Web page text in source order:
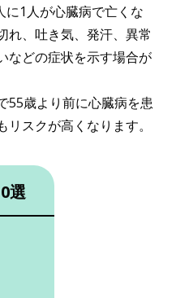
に1人が心臓病で亡くな
れ、吐き気、発汗、異常
などの症状を示す場合が
55歳より前に心臓病を患
スクが高くなります。
選